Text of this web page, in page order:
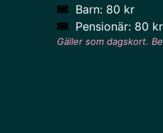
Barn: 80 kr
Pensionär: 80 kr
Gäller som dagskort.